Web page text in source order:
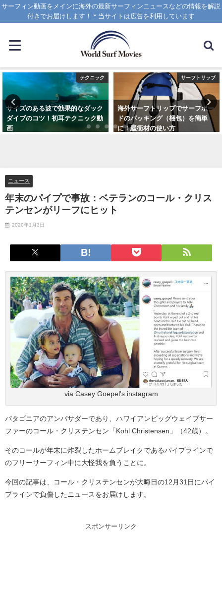
サーフィン動画をメインに海外の最新サーフィンニュースなどの情報を解説
付きでお届けします！＊当サイトは広告を利用しています
サーフトリップ
海外サーフトリップでサーフボー
ドのパッキング（梱包）を簡単
に！緩衝材の使い方
グッズ
リーフブーツは便利！苦手だった
のに履くようになった理由と使用
しているブランド
ニュース
年末のパイプで事故：ベテランのコール・クリス
テンセンがリーフにヒット
2020年1月3日
via Casey Goepel's instagram
パタゴニアのアンバサダーであり、ハワイアンビッグウェイブサー
ファーのコール・クリステンセン「Kohl Christensen」（42歳）。
そのコールが年末に炸裂したホームブレイクであるパイプラインで
のフリーサーフィン中に大怪我を負うことに。
今回の記事は、コール・クリステンセンが大晦日の12月31日にパイ
プラインで負傷したニュースをお届けします。
スポンサーリンク